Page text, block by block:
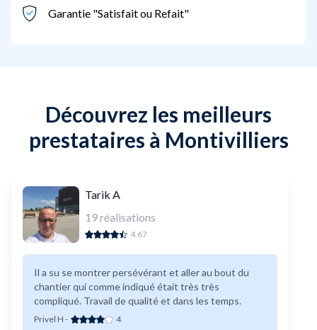
Garantie "Satisfait ou Refait"
Découvrez les meilleurs
prestataires à Montivilliers
Tarik A
19réalisations
4.67
Il a su se montrer persévérant et aller au bout du
chantier qui comme indiqué était très très
compliqué. Travail de qualité et dans les temps.
Privel H - 4